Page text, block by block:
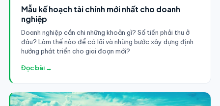
Mẫu kế hoạch tài chính mới nhất cho doanh
nghiệp
Doanh nghiệp cần chi những khoản gì? Số tiền phải thu ở
đâu? Làm thế nào để có lãi và những bước xây dựng định
hướng phát triển cho giai đoạn mới?
Đọc bài →